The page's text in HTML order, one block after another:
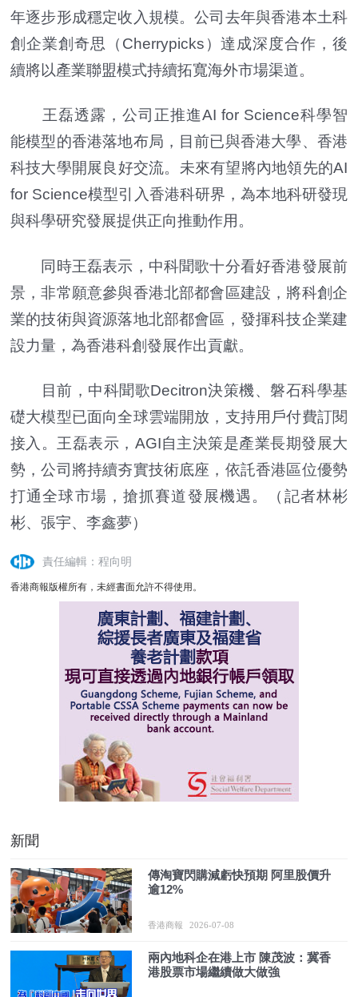
年逐步形成穩定收入規模。公司去年與香港本土科
創企業創奇思（Cherrypicks）達成深度合作，後
續將以產業聯盟模式持續拓寬海外市場渠道。
王磊透露，公司正推進AI for Science科學智
能模型的香港落地布局，目前已與香港大學、香港
科技大學開展良好交流。未來有望將內地領先的AI
for Science模型引入香港科研界，為本地科研發現
與科學研究發展提供正向推動作用。
同時王磊表示，中科聞歌十分看好香港發展前
景，非常願意參與香港北部都會區建設，將科創企
業的技術與資源落地北部都會區，發揮科技企業建
設力量，為香港科創發展作出貢獻。
目前，中科聞歌Decitron決策機、磐石科學基
礎大模型已面向全球雲端開放，支持用戶付費訂閱
接入。王磊表示，AGI自主決策是產業長期發展大
勢，公司將持續夯實技術底座，依託香港區位優勢
打通全球市場，搶抓賽道發展機遇。（記者林彬
彬、張宇、李鑫夢）
責任編輯：程向明
香港商報版權所有，未經書面允許不得使用。
新聞
傳淘寶閃購減虧快預期 阿里股價升
逾12%
香港商報 2026-07-08
兩內地科企在港上市 陳茂波：冀香
港股票市場繼續做大做強